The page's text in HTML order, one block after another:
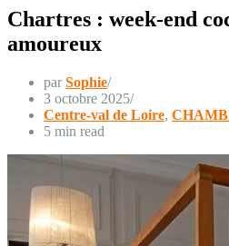
Chartres : week-end
amoureux
parSophie
3 octobre 2025
Centre-val de Loire,
5 min read